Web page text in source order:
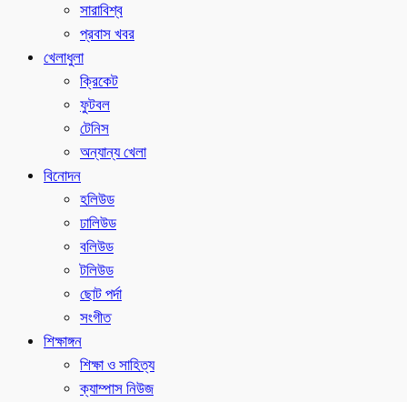
সারাবিশ্ব
প্রবাস খবর
খেলাধুলা
ক্রিকেট
ফুটবল
টেনিস
অন্যান্য খেলা
বিনোদন
হলিউড
ঢালিউড
বলিউড
টলিউড
ছোট পর্দা
সংগীত
শিক্ষাঙ্গন
শিক্ষা ও সাহিত্য
ক্যাম্পাস নিউজ